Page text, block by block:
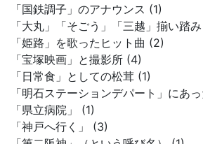
「国鉄調子」のアナウンス (1)
「大丸」「そごう」「三越」揃い踏
「姫路」を歌ったヒット曲 (2)
「宝塚映画」と撮影所 (4)
「日常食」としての松茸 (1)
「明石ステーションデパート」にあ
「県立病院」 (1)
「神戸へ行く」 (3)